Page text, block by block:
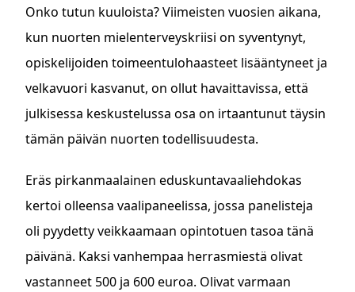
Onko tutun kuuloista? Viimeisten vuosien aikana,
kun nuorten mielenterveyskriisi on syventynyt,
opiskelijoiden toimeentulohaasteet lisääntyneet ja
velkavuori kasvanut, on ollut havaittavissa, että
julkisessa keskustelussa osa on irtaantunut täysin
tämän päivän nuorten todellisuudesta.
Eräs pirkanmaalainen eduskuntavaaliehdokas
kertoi olleensa vaalipaneelissa, jossa panelisteja
oli pyydetty veikkaamaan opintotuen tasoa tänä
päivänä. Kaksi vanhempaa herrasmiestä olivat
vastanneet 500 ja 600 euroa. Olivat varmaan